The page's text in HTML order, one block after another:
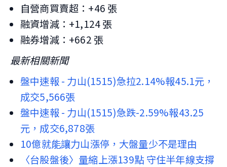
自營商買賣超：+46 張
融資增減：+1,124 張
融券增減：+662 張
最新相關新聞
盤中速報 - 力山(1515)急拉2.14%報45.1元，
成交5,566張
盤中速報 - 力山(1515)急跌-2.59%報43.25
元，成交6,878張
10億就能讓力山漲停，大盤量少不是理由
〈台股盤後〉量縮上漲139點 守住半年線支撐